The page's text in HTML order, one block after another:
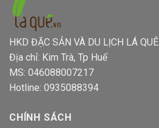
HKD ĐẶC SẢN VÀ DU LỊCH LÁ QUÊ
Địa chỉ: Kim Trà, Tp Huế
MS: 046088007217
Hotline: 0935088394
CHÍNH SÁCH